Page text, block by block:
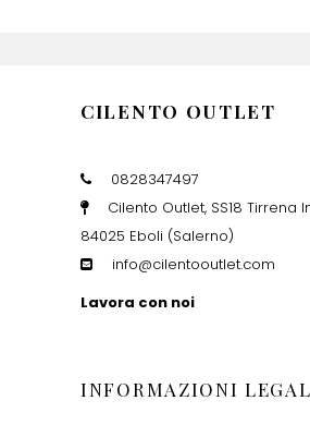
CILENTO OUTLET
0828347497
Cilento Outlet, SS18 Tirrena
84025 Eboli (Salerno)
info@cilentooutlet.com
Lavora con noi
INFORMAZIONI